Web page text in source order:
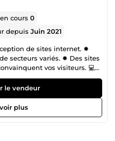
cours0
depuisJuin 2021
variés. ✹ Des sites
vos visiteurs. 💻
webdesigner
de sites web sur-mesure,
? Créer des interfaces qui
votre audience et boostent
mêlant créativité et
le vendeur
plus